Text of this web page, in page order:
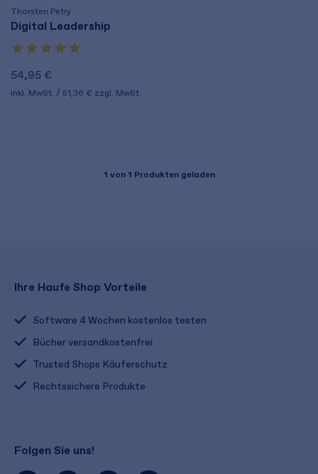
Thorsten Petry
Digital Leadership
54,95 €
inkl. MwSt. 51,36 € zzgl. MwSt.
1 von 1 Produkten geladen
Ihre Haufe Shop Vorteile
Software 4 Wochen kostenlos testen
Bücher versandkostenfrei
Trusted Shops Käuferschutz
Rechtssichere Produkte
Folgen Sie uns!